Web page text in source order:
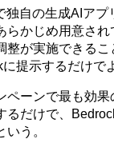
自の生成AIアプ
らかじめ用意さ
整が実施できる
提示するだけで
ーンで最も効果
るだけで、
う。